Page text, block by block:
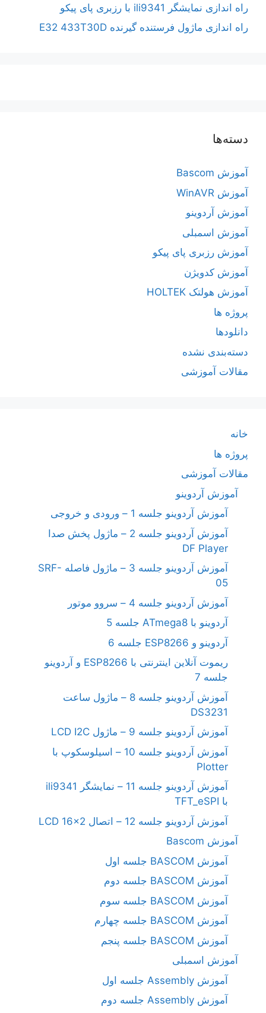
راه اندازی نمایشگر ili9341 با رزبری پای پیکو
راه اندازی ماژول فرستنده گیرنده E32 433T30D
دسته‌ها
آموزش Bascom
آموزش WinAVR
آموزش آردوینو
آموزش اسمبلی
آموزش رزبری پای پیکو
آموزش کدویژن
آموزش هولتک HOLTEK
پروژه ها
دانلودها
دسته‌بندی نشده
مقالات آموزشی
خانه
پروژه ها
مقالات آموزشی
آموزش آردوینو
آموزش آردوینو جلسه 1 – ورودی و خروجی
آموزش آردوینو جلسه 2 – ماژول پخش صدا
DF Player
آموزش آردوینو جلسه 3 – ماژول فاصله SRF-
05
آموزش آردوینو جلسه 4 – سروو موتور
آردوینو با ATmega8 جلسه 5
آردوینو و ESP8266 جلسه 6
ریموت آنلاین اینترنتی با ESP8266 و آردوینو
جلسه 7
آموزش آردوینو جلسه 8 – ماژول ساعت
DS3231
آموزش آردوینو جلسه 9 – ماژول LCD I2C
آموزش آردوینو جلسه 10 – اسیلوسکوپ با
Plotter
آموزش آردوینو جلسه 11 – نمایشگر ili9341
با TFT_eSPI
آموزش آردوینو جلسه 12 – اتصال LCD 16×2
آموزش Bascom
آموزش BASCOM جلسه اول
آموزش BASCOM جلسه دوم
آموزش BASCOM جلسه سوم
آموزش BASCOM جلسه چهارم
آموزش BASCOM جلسه پنجم
آموزش اسمبلی
آموزش Assembly جلسه اول
آموزش Assembly جلسه دوم